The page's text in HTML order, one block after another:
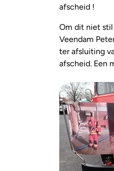
afscheid !
Om dit niet stil
Veendam
ter afsluiting
afscheid. Een
Foto
album
overslaan